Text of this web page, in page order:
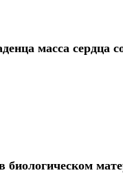
масса сердца
биологическом